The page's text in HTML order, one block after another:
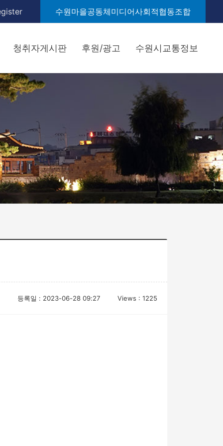
수원마을공동체미디어사회적협동조합
청취자게시판 후원/광고 수원시교통정보
Views : 1225
등록일 : 2023-06-28 09:27